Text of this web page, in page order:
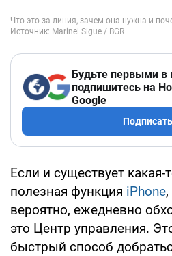
Будьте первыми в
подпишитесь на
Google
Если и существует какая-
полезная функция iPhone
вероятно, ежедневно
это Центр управления.
быстрый способ